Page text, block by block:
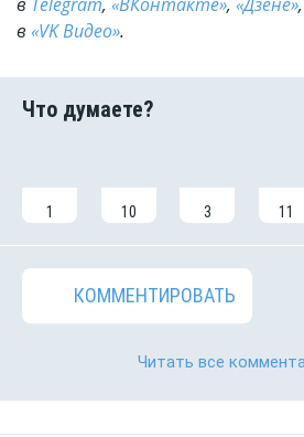
в «VK Видео».
1 10 3 11
КОММЕНТИРОВАТЬ
Читать все